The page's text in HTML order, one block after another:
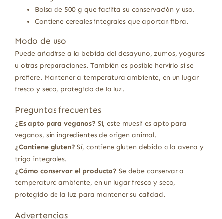
Bolsa de 500 g que facilita su conservación y uso.
Contiene cereales integrales que aportan fibra.
Modo de uso
Puede añadirse a la bebida del desayuno, zumos, yogures
u otras preparaciones. También es posible hervirlo si se
prefiere. Mantener a temperatura ambiente, en un lugar
fresco y seco, protegido de la luz.
Preguntas frecuentes
¿Es apto para veganos? Sí, este muesli es apto para
veganos, sin ingredientes de origen animal.
¿Contiene gluten? Sí, contiene gluten debido a la avena y
trigo integrales.
¿Cómo conservar el producto? Se debe conservar a
temperatura ambiente, en un lugar fresco y seco,
protegido de la luz para mantener su calidad.
Advertencias